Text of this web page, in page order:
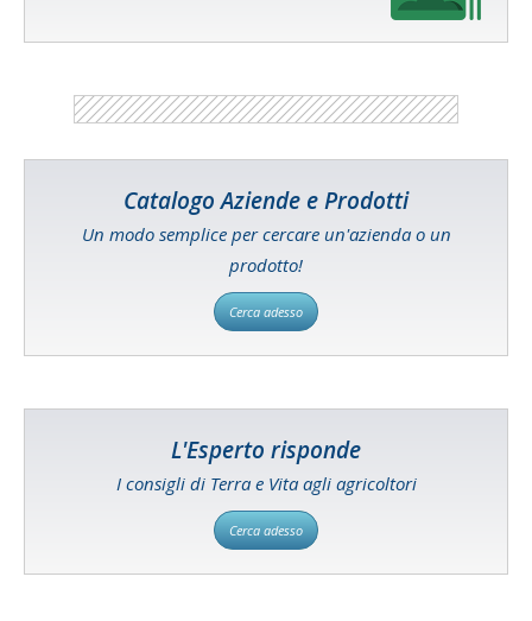
Catalogo Aziende e Prodotti
Un modo semplice per cercare un'azienda o un
prodotto!
Cerca adesso
L'Esperto risponde
I consigli di Terra e Vita agli agricoltori
Cerca adesso